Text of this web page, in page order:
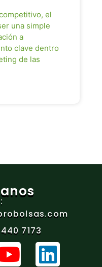
el
una simple
a
clave dentro
de las
7173
Y
L